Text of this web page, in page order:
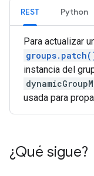
REST Python
Para actualizar
instancia del
usada para
¿Qué sigue?